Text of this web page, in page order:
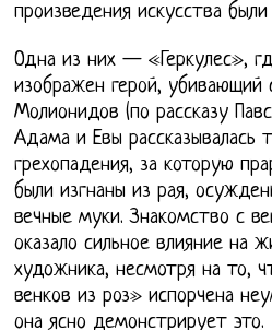
произведения искусства
Одна из них — «Геркулес»,
изображен герой, убивающий
Молионидов (по рассказу
Адама и Евы рассказывалась
грехопадения, за которую
были изгнаны из рая,
вечные муки. Знакомство с
оказало сильное влияние на
художника, несмотря на то,
венков из роз» испорчена
она ясно демонстрирует это.